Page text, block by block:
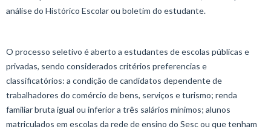
análise do Histórico Escolar ou boletim do estudante.
O processo seletivo é aberto a estudantes de escolas públicas e
privadas, sendo considerados critérios preferencias e
classificatórios: a condição de candidatos dependente de
trabalhadores do comércio de bens, serviços e turismo; renda
familiar bruta igual ou inferior a três salários mínimos; alunos
matriculados em escolas da rede de ensino do Sesc ou que tenham